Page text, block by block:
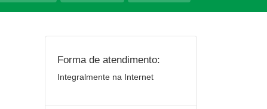
Forma de atendimento:
Integralmente na Internet